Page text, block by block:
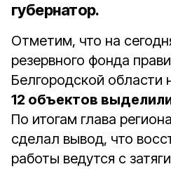
губернатор.
Отметим, что на
резервного фонда
Белгородской области
12 объектов
По итогам глава
сделал вывод, что
работы ведутся с